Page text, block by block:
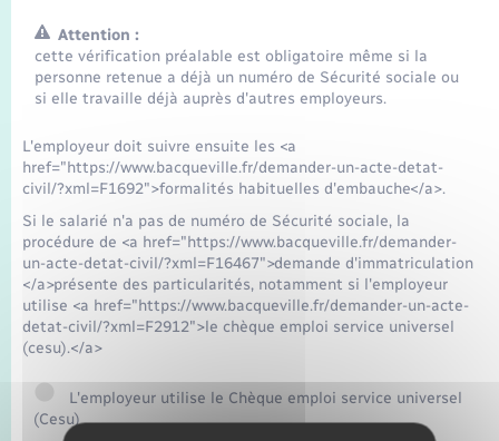
Attention :
cette vérification préalable est obligatoire même si la
personne retenue a déjà un numéro de Sécurité sociale ou
si elle travaille déjà auprès d'autres employeurs.
L'employeur doit suivre ensuite les <a
href="https://www.bacqueville.fr/demander-un-acte-detat-
civil/?xml=F1692">formalités habituelles d'embauche</a>.
Si le salarié n'a pas de numéro de Sécurité sociale, la
procédure de <a href="https://www.bacqueville.fr/demander-
un-acte-detat-civil/?xml=F16467">demande d'immatriculation
</a>présente des particularités, notamment si l'employeur
utilise <a href="https://www.bacqueville.fr/demander-un-acte-
detat-civil/?xml=F2912">le chèque emploi service universel
(cesu).</a>
L'employeur utilise le Chèque emploi service universel
(Cesu)